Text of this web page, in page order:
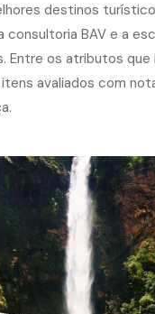
destinos
BAV e a
os atributos que
avaliados com